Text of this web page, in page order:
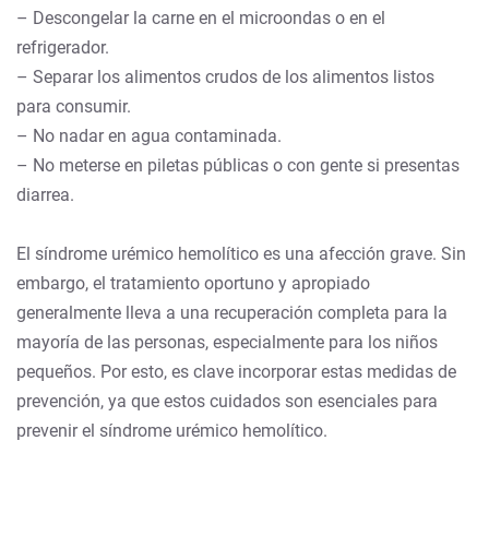
– Descongelar la carne en el microondas o en el
refrigerador.
– Separar los alimentos crudos de los alimentos listos
para consumir.
– No nadar en agua contaminada.
– No meterse en piletas públicas o con gente si presentas
diarrea.
El síndrome urémico hemolítico es una afección grave. Sin
embargo, el tratamiento oportuno y apropiado
generalmente lleva a una recuperación completa para la
mayoría de las personas, especialmente para los niños
pequeños. Por esto, es clave incorporar estas medidas de
prevención, ya que estos cuidados son esenciales para
prevenir el síndrome urémico hemolítico.